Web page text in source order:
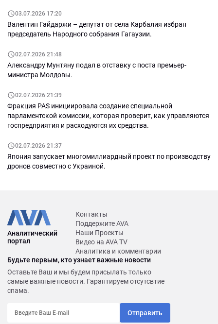
03.07.2026 17:20
Валентин Гайдаржи – депутат от села Карбалия избран
председатель Народного собрания Гагаузии.
02.07.2026 21:48
Александру Мунтяну подал в отставку с поста премьер-
министра Молдовы.
02.07.2026 21:39
Фракция PAS инициировала создание специальной
парламентской комиссии, которая проверит, как управляются
госпредприятия и расходуются их средства.
02.07.2026 21:37
Япония запускает многомиллиардный проект по производству
дронов совместно с Украиной.
Аналитический
портал
Контакты
Поддержите AVA
Наши Проекты
Видео на AVA TV
Аналитика и комментарии
Будьте первым, кто узнает важные новости
Оставьте Ваш и мы будем присылать только
самые важные новости. Гарантируем отсутсвтие
спама.
Отправить